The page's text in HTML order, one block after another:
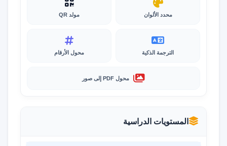
محدد الألوان مولد QR
الترجمة الذكية محول الأرقام
محول PDF إلى صور
المستويات الدراسية